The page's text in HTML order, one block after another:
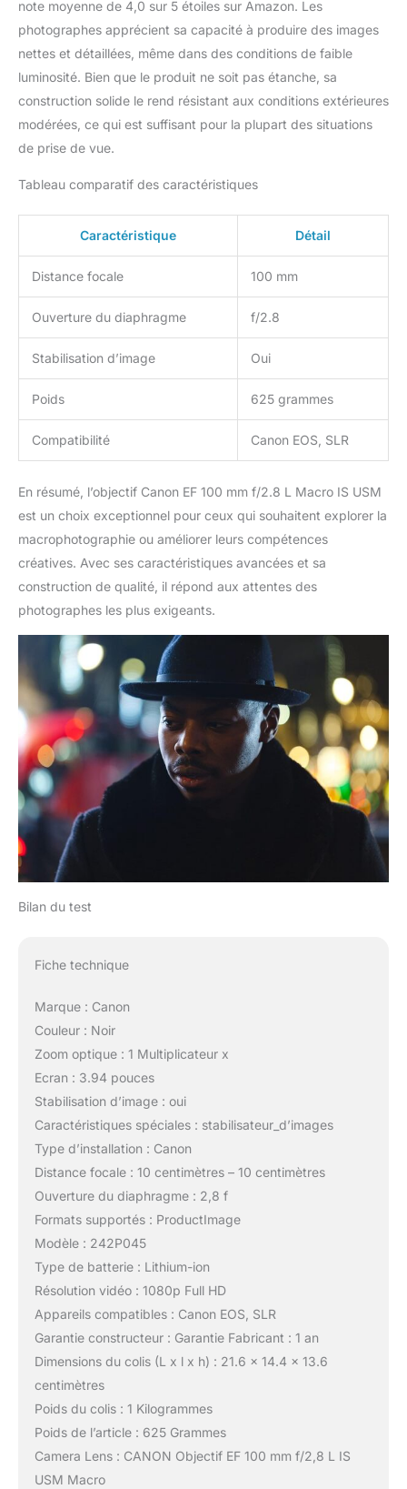
note moyenne de 4,0 sur 5 étoiles sur Amazon. Les
photographes apprécient sa capacité à produire des images
nettes et détaillées, même dans des conditions de faible
luminosité. Bien que le produit ne soit pas étanche, sa
construction solide le rend résistant aux conditions extérieures
modérées, ce qui est suffisant pour la plupart des situations
de prise de vue.
Tableau comparatif des caractéristiques
Caractéristique Détail
Distance focale 100 mm
Ouverture du diaphragme f/2.8
Stabilisation d’image Oui
Poids 625 grammes
Compatibilité Canon EOS, SLR
En résumé, l’objectif Canon EF 100 mm f/2.8 L Macro IS USM
est un choix exceptionnel pour ceux qui souhaitent explorer la
macrophotographie ou améliorer leurs compétences
créatives. Avec ses caractéristiques avancées et sa
construction de qualité, il répond aux attentes des
photographes les plus exigeants.
Bilan du test
Fiche technique
Marque : Canon
Couleur : Noir
Zoom optique : 1 Multiplicateur x
Ecran : 3.94 pouces
Stabilisation d’image : oui
Caractéristiques spéciales : stabilisateur_d’images
Type d’installation : Canon
Distance focale : 10 centimètres – 10 centimètres
Ouverture du diaphragme : 2,8 f
Formats supportés : ProductImage
Modèle : 242P045
Type de batterie : Lithium-ion
Résolution vidéo : 1080p Full HD
Appareils compatibles : Canon EOS, SLR
Garantie constructeur : Garantie Fabricant : 1 an
Dimensions du colis (L x l x h) : 21.6 x 14.4 x 13.6
centimètres
Poids du colis : 1 Kilogrammes
Poids de l’article : 625 Grammes
Camera Lens : CANON Objectif EF 100 mm f/2,8 L IS
USM Macro